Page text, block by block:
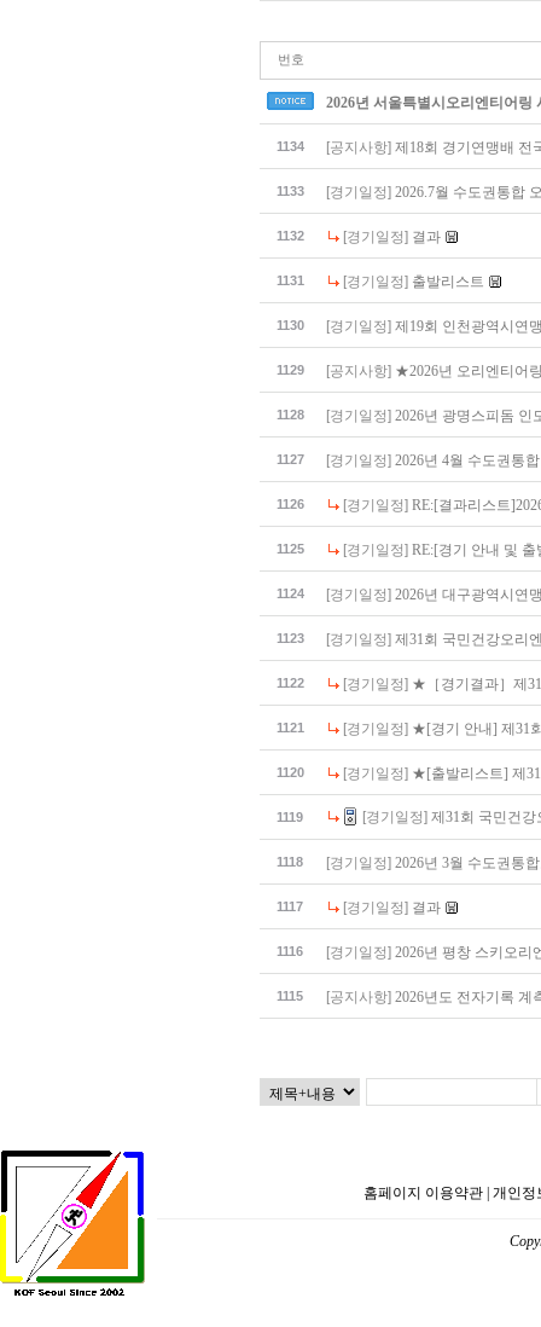
번호
2026년 서울특별시오리엔티어링
1134 [공지사항] 제18회 경기연맹배 전
1133 [경기일정] 2026.7월 수도권통합
1132 [경기일정] 결과
1131 [경기일정] 출발리스트
1130 [경기일정] 제19회 인천광역시연
1129 [공지사항] ★2026년 오리엔티어
1128 [경기일정] 2026년 광명스피돔 인
1127 [경기일정] 2026년 4월 수도권통
1126 [경기일정] RE:[결과리스트
1125 [경기일정] RE:[경기 안내 및
1124 [경기일정] 2026년 대구광역시연
1123 [경기일정] 제31회 국민건강오리
1122 [경기일정] ★［경기결과］제
1121 [경기일정] ★[경기 안내] 제31
1120 [경기일정] ★[출발리스트] 제
1119 [경기일정] 제31회 국민건
1118 [경기일정] 2026년 3월 수도권통
1117 [경기일정] 결과
1116 [경기일정] 2026년 평창 스키오리
1115 [공지사항] 2026년도 전자기록 계
홈페이지 이용약관 개인정